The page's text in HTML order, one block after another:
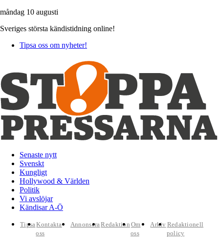
måndag 10 augusti
Sveriges största kändistidning online!
Tipsa oss om nyheter!
Senaste nytt
Svenskt
Kungligt
Hollywood & Världen
Politik
Vi avslöjar
Kändisar A-Ö
TipsaKontakta
oss
AnnonseraRedaktion Om
oss
Arkiv Redaktionell
policy